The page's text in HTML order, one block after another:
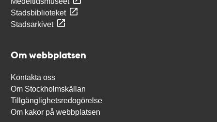
Stadsbiblioteket
Stadsarkivet
Om webbplatsen
Kontakta oss
Om Stockholmskällan
Tillgänglighetsredogörelse
Om kakor på webbplatsen